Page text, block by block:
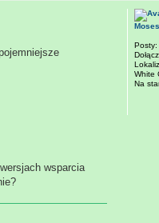
wsparcia
Moses
Posty:
White
Na